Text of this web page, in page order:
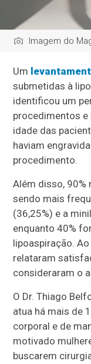
Imagem do
Um
submetidas à
identificou um
procedimentos
idade das
haviam
procedimento.
Além disso, 90%
sendo mais
(36,25%) e a
enquanto 40%
lipoaspiração.
relataram
consideraram o
O Dr. Thiago
atua há mais de
corporal e de
motivado
buscarem